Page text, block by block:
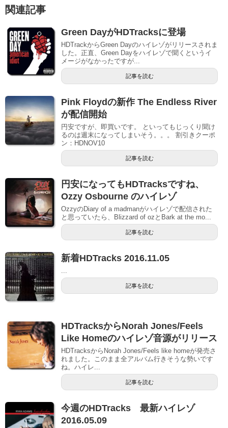
関連記事
Green DayがHDTracksに登場
HDTrackからGreen Dayのハイレゾがリリースされま
した。正直、Green Dayをハイレゾで聞くというイ
メージがなかったですが...
記事を読む
Pink Floydの新作 The Endless River
が配信開始
円安ですが、即買いです。 といってもじっくり聞け
るのは週末になってしまいそう。。。 割引きクーポ
ン：HDNOV10
記事を読む
円安になってもHDTracksですね、
Ozzy Osbourne のハイレゾ
OzzyのDiary of a madmanがハイレゾで配信された
と思っていたら、Blizzard of ozとBark at the mo...
記事を読む
新着HDTracks 2016.11.05
記事を読む
HDTracksからNorah Jones/Feels
Like Homeのハイレゾ音源がリリース
HDTracksからNorah Jones/Feels like homeが発売さ
れました。このまま全アルバム行きそうな勢いです
ね。ハイレ...
記事を読む
今週のHDTracks 最新ハイレゾ
2016.05.09